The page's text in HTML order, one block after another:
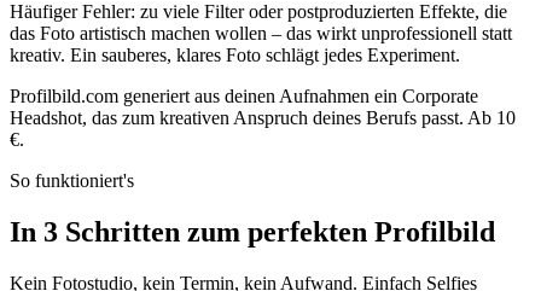
Häufiger Fehler: zu viele Filter oder postproduzierten Effekte, die
das Foto artistisch machen wollen – das wirkt unprofessionell statt
kreativ. Ein sauberes, klares Foto schlägt jedes Experiment.
Profilbild.com generiert aus deinen Aufnahmen ein Corporate
Headshot, das zum kreativen Anspruch deines Berufs passt. Ab 10
€.
So funktioniert's
In 3 Schritten zum perfekten Profilbild
Kein Fotostudio, kein Termin, kein Aufwand. Einfach Selfies